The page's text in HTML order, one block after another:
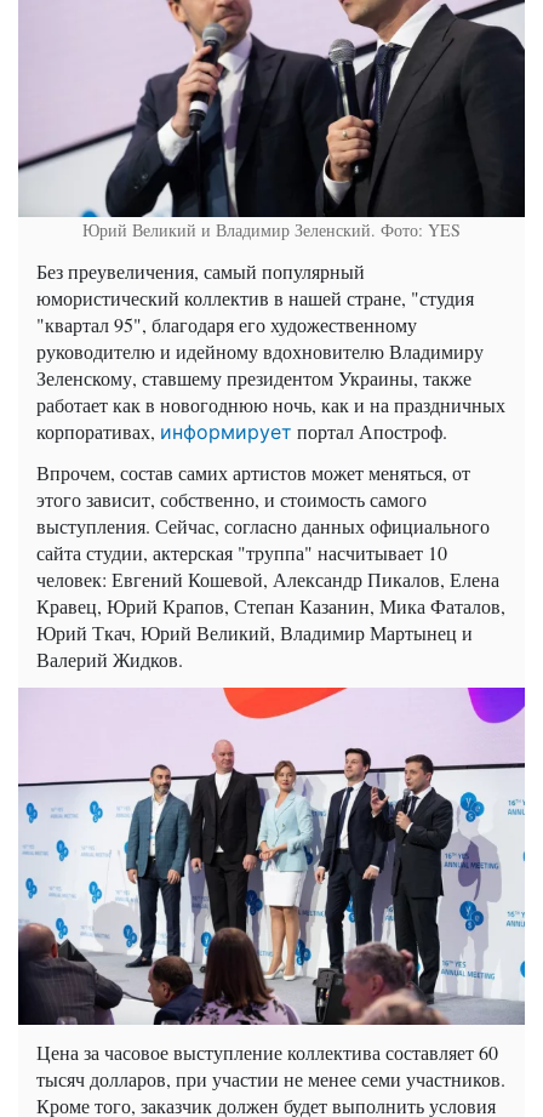
Юрий Великий и Владимир Зеленский. Фото: YES
Без преувеличения, самый популярный
юмористический коллектив в нашей стране, "студия
"квартал 95", благодаря его художественному
руководителю и идейному вдохновителю Владимиру
Зеленскому, ставшему президентом Украины, также
работает как в новогоднюю ночь, как и на праздничных
корпоративах, информирует портал Апостроф.
Впрочем, состав самих артистов может меняться, от
этого зависит, собственно, и стоимость самого
выступления. Сейчас, согласно данных официального
сайта студии, актерская "труппа" насчитывает 10
человек: Евгений Кошевой, Александр Пикалов, Елена
Кравец, Юрий Крапов, Степан Казанин, Мика Фаталов,
Юрий Ткач, Юрий Великий, Владимир Мартынец и
Валерий Жидков.
Цена за часовое выступление коллектива составляет 60
тысяч долларов, при участии не менее семи участников.
Кроме того, заказчик должен будет выполнить условия